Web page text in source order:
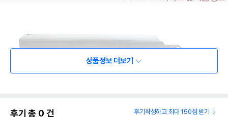
상품정보 더보기
후기 총 0 건 후기작성하고 최대 150점 받기